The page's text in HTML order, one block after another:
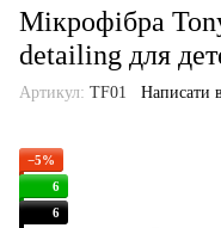
Мікрофібра
detailing для
Артикул: TF01 Написати
−5%
6
6